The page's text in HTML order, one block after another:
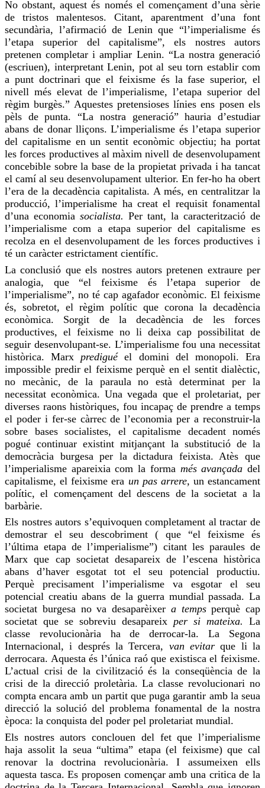
No obstant, aquest és només el començament d’una sèrie
de tristos malentesos. Citant, aparentment d’una font
secundària, l’afirmacióde Lenin que “l’imperialisme és
l’etapa superior del capitalisme”, els nostres autors
pretenen completar i ampliar Lenin. “La nostra generació
(escriuen), interpretant Lenin, pot al seu torn establir com
a punt doctrinari que el feixisme és la fase superior, el
nivell més elevat de l’imperialisme, l’etapa superior del
règim burgès.” Aquestes pretensioses línies ens posen els
pèls de punta. “La nostra generació” hauria d’estudiar
abans de donar lliçons. L’imperialisme és l’etapa superior
del capitalisme en un sentit econòmic objectiu; ha portat
les forces productives al màxim nivell de desenvolupament
concebible sobre la base de la propietat privada i ha tancat
el camí al seu desenvolupament ulterior. En fer-hoha obert
l’era de la decadència capitalista. A més, en centralitzar la
producció, l’imperialisme ha creat el requisit fonamental
d’una economia socialista. Per tant, la caracterització de
l’imperialisme com a etapa superior del capitalisme es
recolza en el desenvolupament de les forces productives i
té un caràcter estrictament científic.
La conclusió que els nostres autors pretenen extraure per
analogia, que “el feixisme és l’etapa superior de
l’imperialisme”, no té cap agafador econòmic. El feixisme
és, sobretot, el règim polític que corona la decadència
econòmica. Sorgit de la decadència de les forces
productives, el feixisme no li deixa cap possibilitat de
seguir desenvolupant-se. L’imperialismefou una necessitat
històrica. Marx prediguéel domini del monopoli. Era
impossible predir el feixisme perquè en el sentit dialèctic,
no mecànic, de la paraula no està determinat per la
necessitat econòmica. Una vegada que el proletariat, per
diverses raons històriques, fou incapaç de prendre a temps
el poder i fer-se càrrecde l’economia per a reconstruir-la
sobre bases socialistes, el capitalisme decadent només
pogué continuar existint mitjançant la substitució de la
democràcia burgesa per la dictadura feixista. Atès que
l’imperialisme apareixia com la forma més avançadadel
capitalisme, el feixisme era un pas arrere, un estancament
polític, el començament del descens de la societat a la
barbàrie.
Els nostres autors s’equivoquen completament al tractar de
demostrar el seu descobriment ( que “el feixisme és
l’última etapa de l’imperialisme”) citant les paraules de
Marx que cap societat desapareix de l’escena històrica
abans d’haver esgotat tot el seu potencial productiu.
Perquè precisament l’imperialisme va esgotar el seu
potencial creatiu abans de la guerra mundial passada. La
societat burgesa no va desaparèixer a tempsperquè cap
societat que se sobreviu desapareix per si mateixa. La
classe revolucionària ha de derrocar-la. La Segona
Internacional, i després la Tercera, van evitarque li la
derrocara. Aquesta és l’única raó que existisca el feixisme.
L’actual crisi de la civilització és la conseqüència de la
crisi de la direccióproletària. La classe revolucionari no
compta encara amb un partit que puga garantir amb la seua
direcció la solució del problema fonamental de la nostra
època: la conquista del poder pel proletariat mundial.
Els nostres autors conclouen del fet que l’imperialisme
haja assolit la seua“ultima” etapa (el feixisme) que cal
renovar la doctrina revolucionària. I assumeixen ells
aquesta tasca. Es proposen començar amb una critica de la